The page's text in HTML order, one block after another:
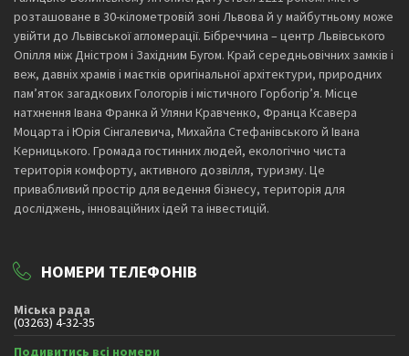
розташоване в 30-кілометровій зоні Львова й у майбутньому може
увійти до Львівської агломерації. Бібреччина – центр Львівського
Опілля між Дністром і Західним Бугом. Край середньовічних замків і
веж, давніх храмів і маєтків оригінальної архітектури, природних
пам’яток загадкових Гологорів і містичного Горбогір’я. Місце
натхнення Івана Франка й Уляни Кравченко, Франца Ксавера
Моцарта і Юрія Сінгалевича, Михайла Стефанівського й Івана
Керницького. Громада гостинних людей, екологічно чиста
територія комфорту, активного дозвілля, туризму. Це
привабливий простір для ведення бізнесу, територія для
досліджень, інноваційних ідей та інвестицій.
НОМЕРИ ТЕЛЕФОНІВ
Міська рада
(03263) 4-32-35
Подивитись всі номери